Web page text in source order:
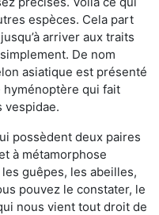
espèces. Cela part
arriver aux traits
De nom
asiatique est présenté
hyménoptère qui fait
vespidae.
possèdent deux paires
à métamorphose
guêpes, les abeilles,
pouvez le constater, le
nous vient tout droit de